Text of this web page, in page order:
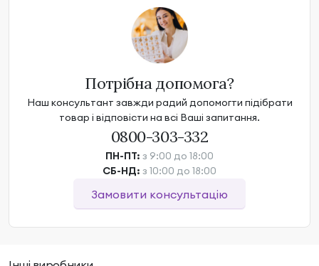
Потрібна допомога?
Наш консультант завжди радий допомогти підібрати
товар і відповісти на всі Ваші запитання.
0800-303-332
ПН-ПТ: з 9:00 до 18:00
СБ-НД: з 10:00 до 18:00
Замовити консультацію